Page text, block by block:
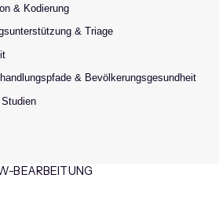
& Kodierung
& Triage
& Bevölkerungsgesundheit
BEARBEITUNG